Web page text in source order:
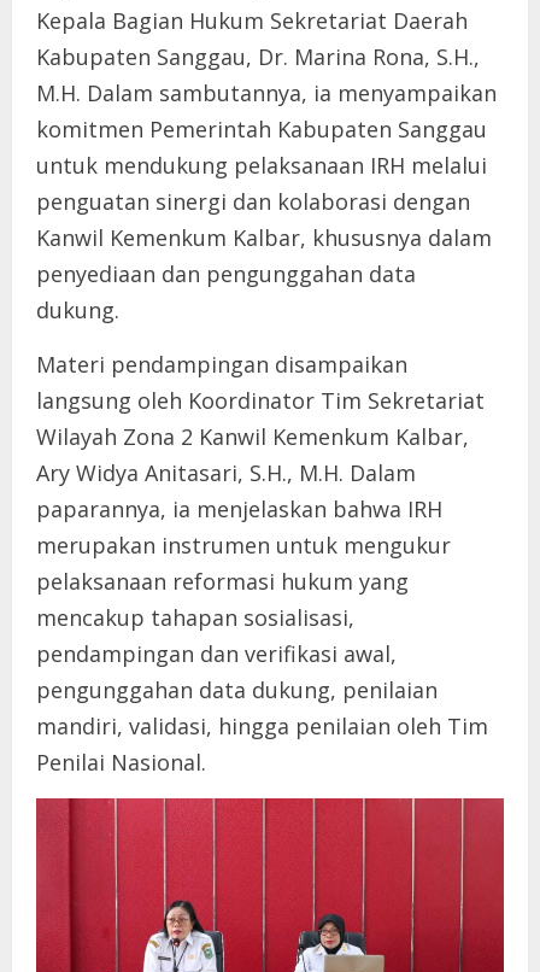
Kepala Bagian Hukum Sekretariat Daerah
Kabupaten Sanggau, Dr. Marina Rona, S.H.,
M.H. Dalam sambutannya, ia menyampaikan
komitmen Pemerintah Kabupaten Sanggau
untuk mendukung pelaksanaan IRH melalui
penguatan sinergi dan kolaborasi dengan
Kanwil Kemenkum Kalbar, khususnya dalam
penyediaan dan pengunggahan data
dukung.
Materi pendampingan disampaikan
langsung oleh Koordinator Tim Sekretariat
Wilayah Zona 2 Kanwil Kemenkum Kalbar,
Ary Widya Anitasari, S.H., M.H. Dalam
paparannya, ia menjelaskan bahwa IRH
merupakan instrumen untuk mengukur
pelaksanaan reformasi hukum yang
mencakup tahapan sosialisasi,
pendampingan dan verifikasi awal,
pengunggahan data dukung, penilaian
mandiri, validasi, hingga penilaian oleh Tim
Penilai Nasional.